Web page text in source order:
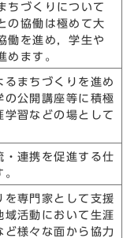
ちづくりについて
の協働は極めて大
働を進め，学生や
めます。
るまちづくりを進め
の公開講座等に積極
学習などの場として
・連携を促進する仕
を専門家として支援
域活動において生涯
ど様々な面から協力